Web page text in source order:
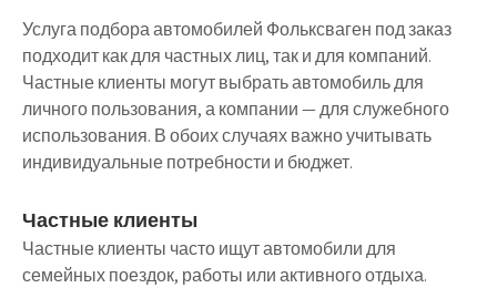
Услуга подбора автомобилей Фольксваген под заказ
подходит как для частных лиц, так и для компаний.
Частные клиенты могут выбрать автомобиль для
личного пользования, а компании — для служебного
использования. В обоих случаях важно учитывать
индивидуальные потребности и бюджет.
Частные клиенты
Частные клиенты часто ищут автомобили для
семейных поездок, работы или активного отдыха.